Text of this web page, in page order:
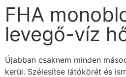
FHA
levegő-víz
Újabban csaknem minden
kerül. Szélesítse látókörét és